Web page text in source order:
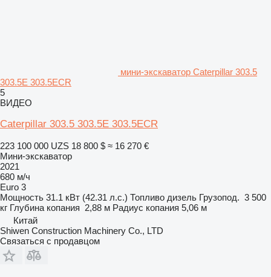
мини-экскаватор Caterpillar 303.5
303.5E 303.5ECR
5
ВИДЕО
Caterpillar 303.5 303.5E 303.5ECR
223 100 000 UZS 18 800 $ ≈ 16 270 €
Мини-экскаватор
2021
680 м/ч
Euro 3
Мощность 31.1 кВт (42.31 л.с.) Топливо дизель Грузопод. 3 500
кг Глубина копания 2,88 м Радиус копания 5,06 м
Китай
Shiwen Construction Machinery Co., LTD
Связаться с продавцом